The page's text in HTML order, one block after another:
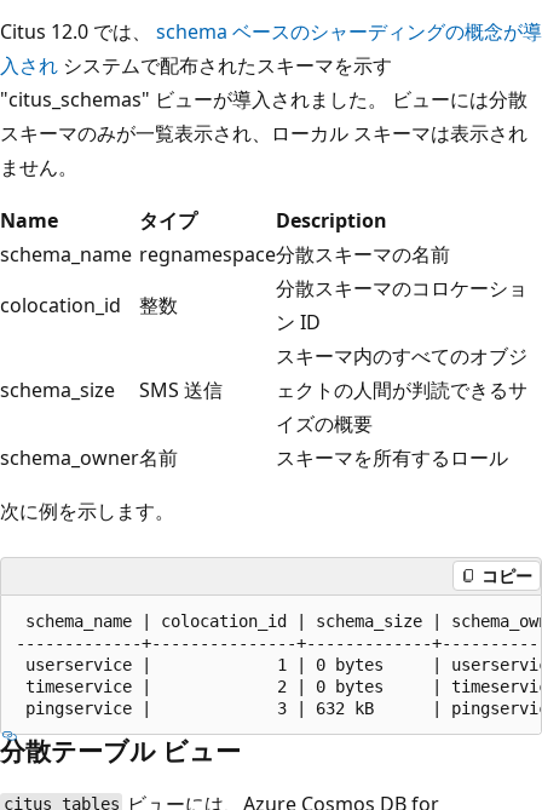
Citus 12.0 では、 schema ベースのシャーディングの概念が導
入され システムで配布されたスキーマを示す
"citus_schemas" ビューが導入されました。 ビューには分散
スキーマのみが一覧表示され、ローカル スキーマは表示され
ません。
Name
タイプ
Description
schema_name regnamespace分散スキーマの名前
colocation_id
整数
分散スキーマのコロケーショ
ン ID
schema_size SMS 送信
スキーマ内のすべてのオブジ
ェクトの人間が判読できるサ
イズの概要
schema_owner名前
スキーマを所有するロール
次に例を示します。
コピー
schema_name | colocation_id | schema_size |
-------------+---------------+-------------
userservice |             1 | 0 bytes     |
timeservice |             2 | 0 bytes     |
分散テーブル ビュー
citus_tables ビューには、Azure Cosmos DB for